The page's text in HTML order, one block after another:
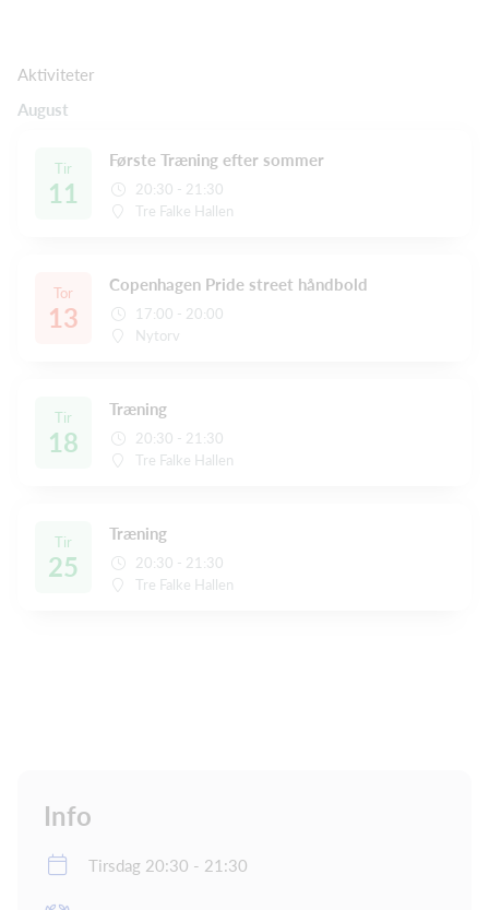
Aktiviteter
August
Tir
11
Første Træning efter sommer
20:30 - 21:30
Tre Falke Hallen
Tor
13
Copenhagen Pride street håndbold
17:00 - 20:00
Nytorv
Tir
18
Træning
20:30 - 21:30
Tre Falke Hallen
Tir
25
Træning
20:30 - 21:30
Tre Falke Hallen
Info
Tirsdag 20:30 - 21:30